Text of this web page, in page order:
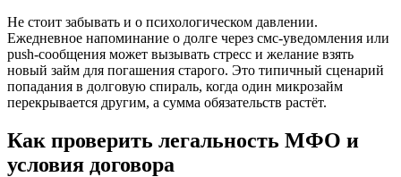
Не стоит забывать и о психологическом давлении.
Ежедневное напоминание о долге через смс-уведомления или
push-сообщения может вызывать стресс и желание взять
новый займ для погашения старого. Это типичный сценарий
попадания в долговую спираль, когда один микрозайм
перекрывается другим, а сумма обязательств растёт.
Как проверить легальность МФО и
условия договора